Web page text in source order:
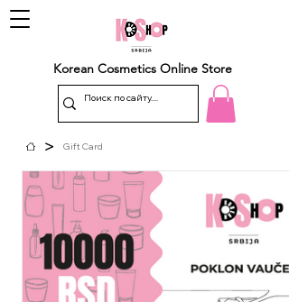
Korean Cosmetics Online Store
> Gift Card